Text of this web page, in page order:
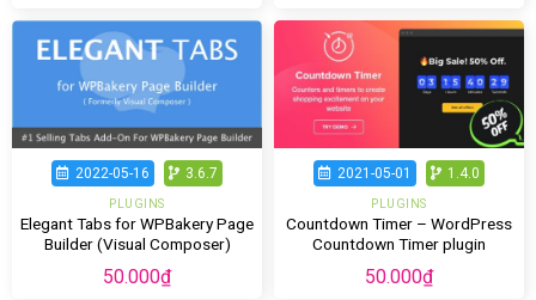
2022-05-16 3.6.7
PLUGINS
Elegant Tabs for WPBakery Page
Builder (Visual Composer)
50.000₫
2021-05-01 1.4.0
PLUGINS
Countdown Timer – WordPress
Countdown Timer plugin
50.000₫